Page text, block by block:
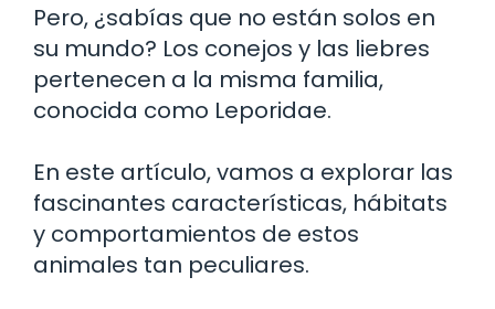
Pero, ¿sabías que no están solos en
su mundo? Los conejos y las liebres
pertenecen a la misma familia,
conocida como Leporidae.
En este artículo, vamos a explorar las
fascinantes características, hábitats
y comportamientos de estos
animales tan peculiares.